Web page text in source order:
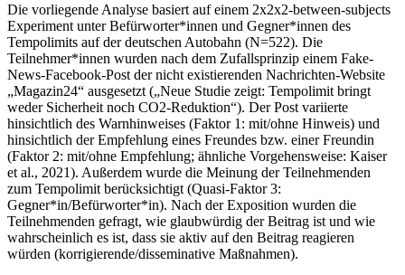
Die vorliegende Analyse basiert auf einem 2x2x2-between-subjects
Experiment unter Befürworter*innen und Gegner*innen des
Tempolimits auf der deutschen Autobahn (N=522). Die
Teilnehmer*innen wurden nach dem Zufallsprinzip einem Fake-
News-Facebook-Post der nicht existierenden Nachrichten-Website
„Magazin24“ ausgesetzt („Neue Studie zeigt: Tempolimit bringt
weder Sicherheit noch CO2-Reduktion“). Der Post variierte
hinsichtlich des Warnhinweises (Faktor 1: mit/ohne Hinweis) und
hinsichtlich der Empfehlung eines Freundes bzw. einer Freundin
(Faktor 2: mit/ohne Empfehlung; ähnliche Vorgehensweise: Kaiser
et al., 2021). Außerdem wurde die Meinung der Teilnehmenden
zum Tempolimit berücksichtigt (Quasi-Faktor 3:
Gegner*in/Befürworter*in). Nach der Exposition wurden die
Teilnehmenden gefragt, wie glaubwürdig der Beitrag ist und wie
wahrscheinlich es ist, dass sie aktiv auf den Beitrag reagieren
würden (korrigierende/disseminative Maßnahmen).